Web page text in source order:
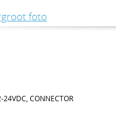
foto
24VDC, CONNECTOR